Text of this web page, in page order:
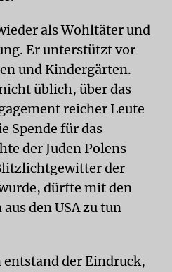
als Wohltäter und
Er unterstützt vor
und Kindergärten.
üblich, über das
reicher Leute
Spende für das
der Juden Polens
der
dürfte mit den
den USA zu tun
der Eindruck,